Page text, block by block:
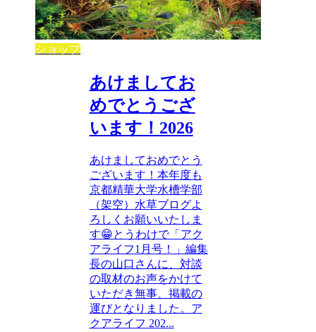
ショップ
あけましてお
めでとうござ
います！2026
あけましておめでとう
ございます！本年度も
京都精華大学水槽学部
（架空）水草ブログよ
ろしくお願いいたしま
す😁とうわけで「アク
アライフ1月号！」編集
長の山口さんに、対談
の取材のお声をかけて
いただき無事、掲載の
運びとなりました。ア
クアライフ 202...